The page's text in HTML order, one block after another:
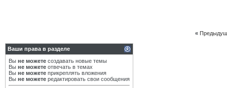
«
Ваши права в разделе
Вы не можете создавать новые темы
Вы не можете отвечать в темах
Вы не можете прикреплять вложения
Вы не можете редактировать свои сообщения